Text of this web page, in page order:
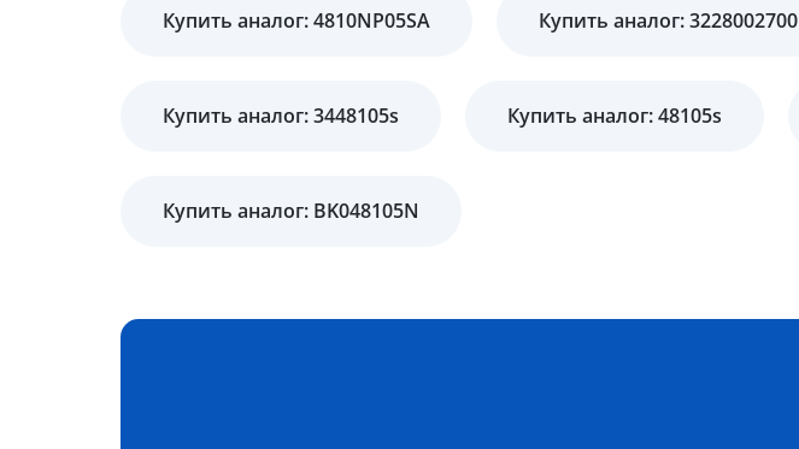
Купить аналог: 4810NP05SA Купить аналог: 3228002700
Купить аналог: 3448105s Купить аналог: 48105s
Купить аналог: BK048105N